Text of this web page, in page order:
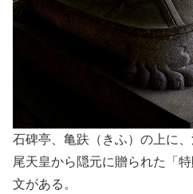
石碑亭、亀趺（きふ）の上に
尾天皇から隠元に贈られた「
文がある。